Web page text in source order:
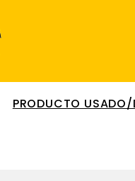
PRODUCTO USADO/